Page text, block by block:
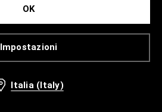
Impostazioni
OK
Italia (Italy)